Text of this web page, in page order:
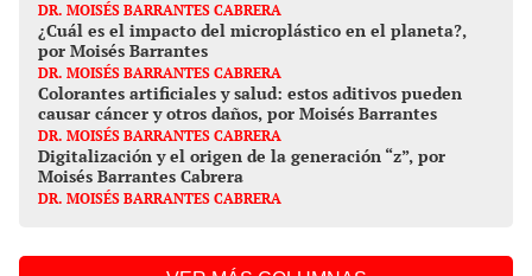
DR. MOISÉS BARRANTES CABRERA
¿Cuál es el impacto del microplástico en el planeta?,
por Moisés Barrantes
DR. MOISÉS BARRANTES CABRERA
Colorantes artificiales y salud: estos aditivos pueden
causar cáncer y otros daños, por Moisés Barrantes
DR. MOISÉS BARRANTES CABRERA
Digitalización y el origen de la generación “z”, por
Moisés Barrantes Cabrera
DR. MOISÉS BARRANTES CABRERA